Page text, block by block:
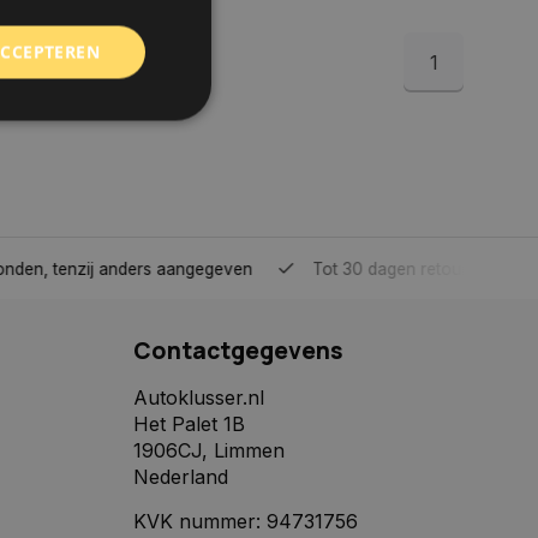
1
anders aangegeven Tot 30 dagen retour sturen.
Contactgegevens
Autoklusser.nl
Het Palet 1B
1906CJ, Limmen
Nederland
KVK nummer: 94731756
en
ervoor
selecties
pagina. Het slaat
te